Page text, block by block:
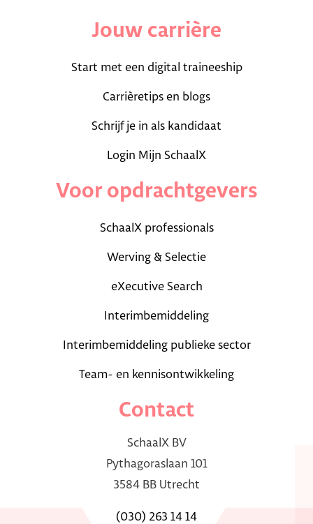
Jouw carrière
Start met een digital traineeship
Carrièretips en blogs
Schrijf je in als kandidaat
Login Mijn SchaalX
Voor opdrachtgevers
SchaalX professionals
Werving & Selectie
eXecutive Search
Interimbemiddeling
Interimbemiddeling publieke sector
Team- en kennisontwikkeling
Contact
SchaalX BV
Pythagoraslaan 101
3584 BB Utrecht
(030) 263 14 14